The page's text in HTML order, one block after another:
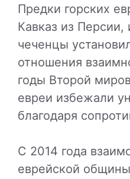
Предки горских
Кавказ из Персии,
чеченцы
отношения
годы Второй
евреи избежали
благодаря
С 2014 года
еврейской